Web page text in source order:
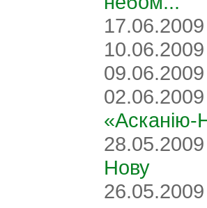
«Асканію-
Нову